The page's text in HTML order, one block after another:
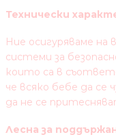
Технически
Ние осигуряваме на
системи за
които са в
че всяко бебе да
да не се
Лесна за